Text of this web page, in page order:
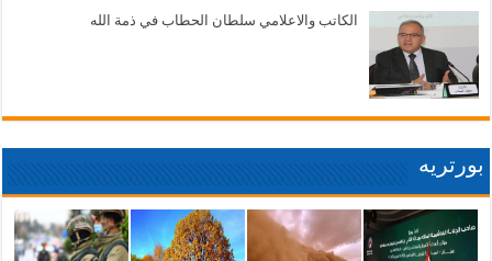
الكاتب والاعلامي سلطان الحطاب في ذمة الله
بورتريه